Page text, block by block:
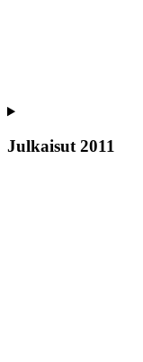
Julkaisut 2011